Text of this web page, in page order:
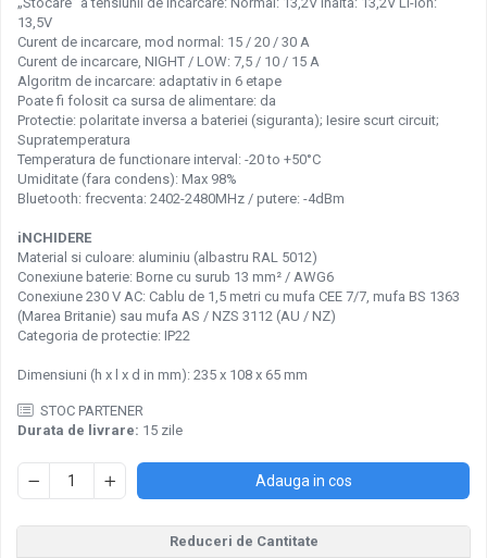
Pachete complete stocare energie
Sisteme de Stocare Comerciale
Sisteme fotovoltaice complete
Sisteme fotovoltaice de putere
mica (rulota/caravan/case de
vacanta)
Sisteme fotovoltaice profesionale
Statii de incarcare vehicule electrice
Statii de incarcare
Cabluri de incarcare vehicule
electrice
Prize de incarcare vehicule
Accesorii
Acumulatori VRLA AGM/GEL /
Baterii si acumulatori gel si VRLA 6-
13,5V
Curent de incarcare, mod normal: 15 / 20 / 30 A
Curent de incarcare, NIGHT / LOW: 7,5 / 10 / 15 A
Algoritm de incarcare: adaptativ in 6 etape
Poate fi folosit ca sursa de alimentare: da
Protectie: polaritate inversa a bateriei (siguranta); Iesire scurt circuit;
Supratemperatura
Temperatura de functionare interval: -20 to +50°C
Umiditate (fara condens): Max 98%
Bluetooth: frecventa: 2402-2480MHz / putere: -4dBm
iNCHIDERE
Material si culoare: aluminiu (albastru RAL 5012)
Conexiune baterie: Borne cu surub 13 mm² / AWG6
Conexiune 230 V AC: Cablu de 1,5 metri cu mufa CEE 7/7, mufa BS 1363
(Marea Britanie) sau mufa AS / NZS 3112 (AU / NZ)
Categoria de protectie: IP22
Dimensiuni (h x l x d in mm): 235 x 108 x 65 mm
STOC PARTENER
Durata de livrare: 15 zile
Adauga in cos
Reduceri de Cantitate